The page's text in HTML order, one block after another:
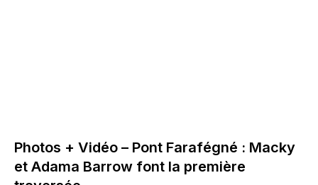
Photos + Vidéo – Pont Farafégné : Macky
et Adama Barrow font la première